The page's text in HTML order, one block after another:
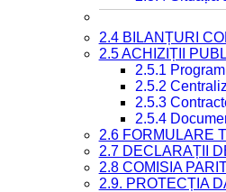
2.4 BILANȚURI
2.5 ACHIZIȚII
2.5.1
2.5.2
2.5.3
2.5.4
2.6 FORMULARE
2.7 DECLARAȚII
2.8 COMISIA
2.9. PROTECȚIA